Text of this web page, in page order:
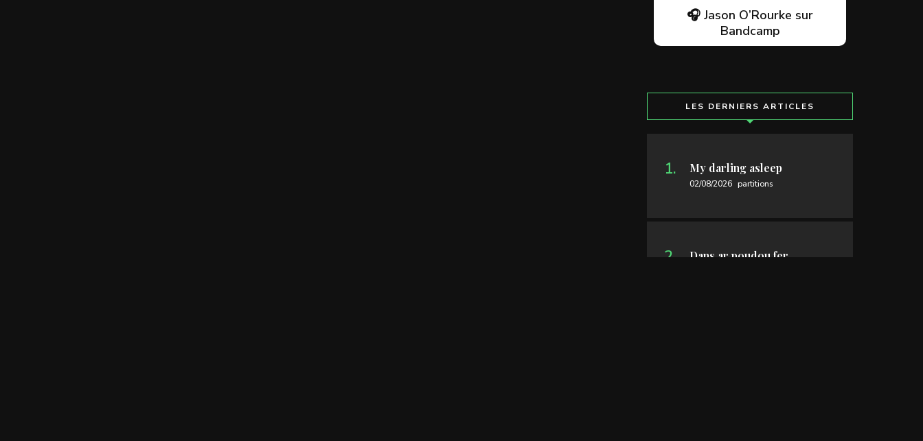
🎧 Jason O’Rourke sur
Bandcamp
LES DERNIERS ARTICLES
My darling asleep
02/08/2026 partitions
Dans ar poudou fer